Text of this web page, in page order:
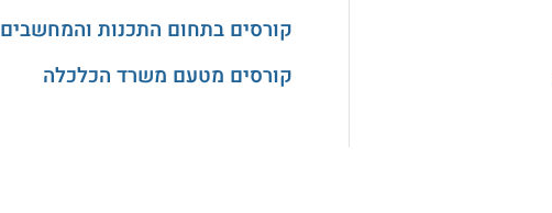
קורסים בתחום התכנות והמחשבים
קורסים מטעם משרד הכלכלה